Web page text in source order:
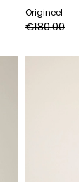
Origineel
€180.00